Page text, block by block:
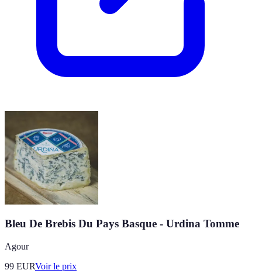
Bleu De Brebis Du Pays Basque - Urdina Tomme
Agour
99 EURVoir le prix